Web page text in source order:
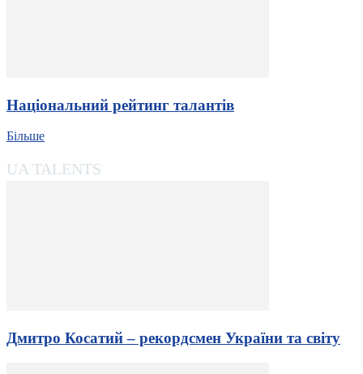
Національний рейтинг талантів
Більше
UA TALENTS
Дмитро Косатий – рекордсмен України та світу